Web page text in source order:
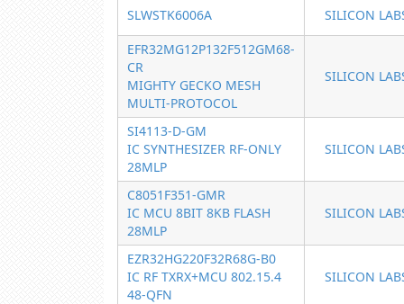
SLWSTK6006A
SILICON
EFR32MG12P132F512GM68-
CR
MIGHTY GECKO MESH
MULTI-PROTOCOL
SILICON
SI4113-D-GM
IC SYNTHESIZER RF-ONLY
28MLP
SILICON
C8051F351-GMR
IC MCU 8BIT 8KB FLASH
28MLP
SILICON
EZR32HG220F32R68G-B0
IC RF TXRX+MCU 802.15.4
48-QFN
SILICON